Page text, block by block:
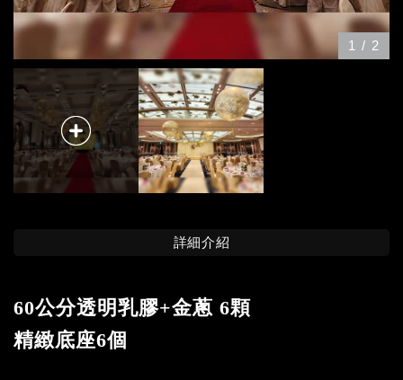
1 / 2
詳細介紹
60公分透明乳膠+金蔥 6顆
精緻底座6個